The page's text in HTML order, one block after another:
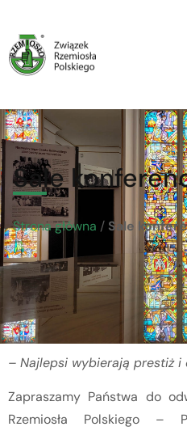
Sale
Strona główna / Sale
– Najlepsi wybierają prestiż i
Zapraszamy Państwa do
Rzemiosła Polskiego –